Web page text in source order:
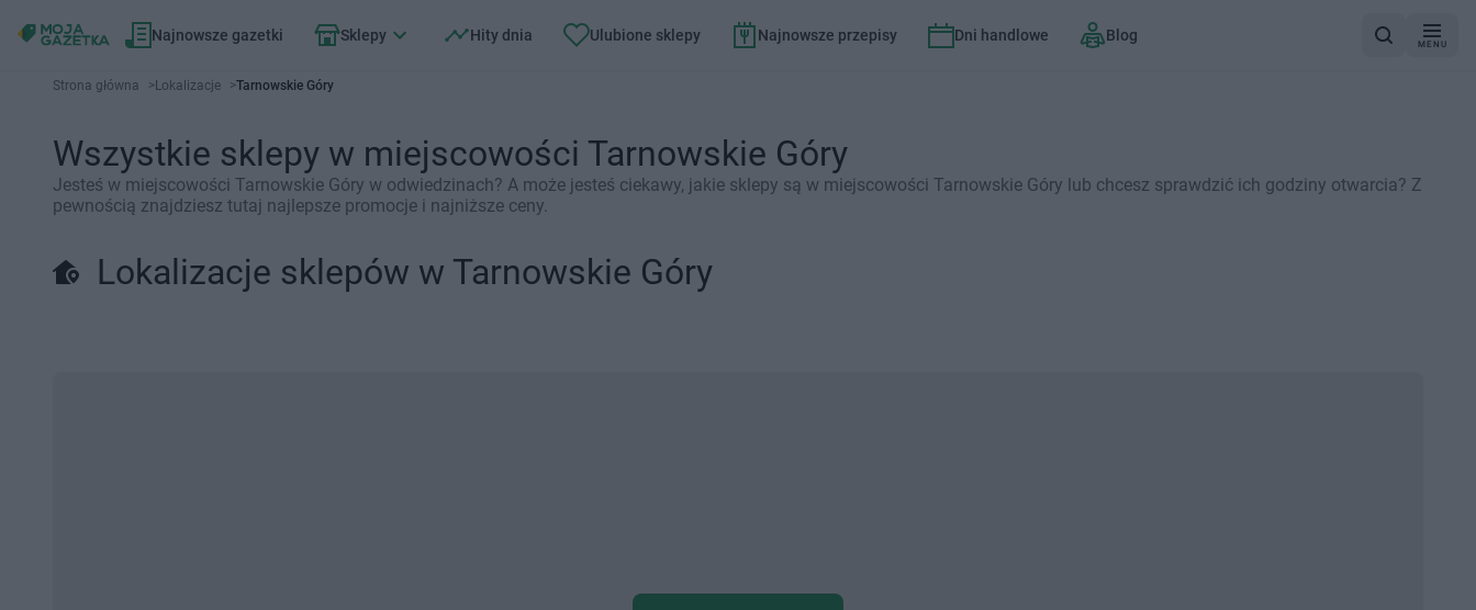
Najnowsze gazetki Sklepy Hity dnia Ulubione sklepy Najnowsze przepisy Dni handlowe Blog
MENU
Strona główna >Lokalizacje >Tarnowskie Góry
Wszystkie sklepy w miejscowości Tarnowskie Góry
Jesteś w miejscowości Tarnowskie Góry w odwiedzinach? A może jesteś ciekawy, jakie sklepy są w miejscowości Tarnowskie Góry lub chcesz sprawdzić ich godziny otwarcia? Z
pewnością znajdziesz tutaj najlepsze promocje i najniższe ceny.
Lokalizacje sklepów w Tarnowskie Góry